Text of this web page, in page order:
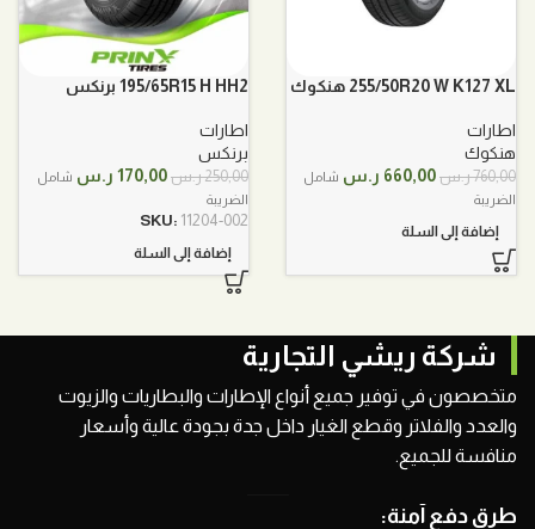
255/50R20 W K127 XL هنكوك
اطارات
هنكوك
760,00ر.س السعر
760,00 ر.س.
660,00 ر.س السعر
شامل
الضريبة
إضافة إلى السلة
195/65R15 H HH2 برنكس
اطارات
برنكس
250,00ر.س السعر
هو:
170,00 ر.س السعر
شامل
الضريبة
SKU: 11204-002
إضافة إلى السلة
شركة ريشي التجارية
متخصصون في توفير جميع أنواع الإطارات والبطاريات والزيوت
والعدد والفلاتر وقطع الغيار داخل جدة بجودة عالية وأسعار
منافسة للجميع.
طرق دفع آمنة: